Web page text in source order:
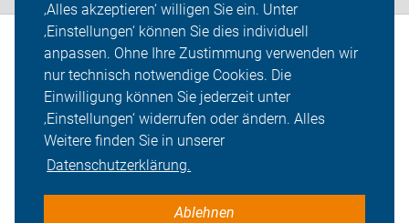
‚Alles akzeptieren‘ willigen Sie ein. Unter
‚Einstellungen‘ können Sie dies individuell
anpassen. Ohne Ihre Zustimmung verwenden wir
nur technisch notwendige Cookies. Die
Einwilligung können Sie jederzeit unter
‚Einstellungen‘ widerrufen oder ändern. Alles
Weitere finden Sie in unserer
Datenschutzerklärung.
Ablehnen
Häufige Fragen an den ADFC
Wie erreiche ich den ADFC Köln?